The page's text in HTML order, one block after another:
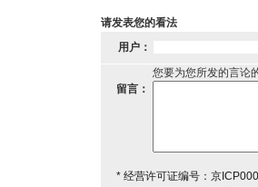
请发表您的看法
用户：
您要为您所发的言论
留言：
* 经营许可证编号：京